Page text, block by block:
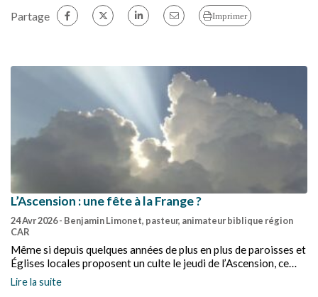
Partage Imprimer
L’Ascension : une fête à la Frange ?
24 Avr 2026- Benjamin Limonet, pasteur, animateur biblique région
CAR
Même si depuis quelques années de plus en plus de paroisses et
Églises locales proposent un culte le jeudi de l’Ascension, ce
jour reste davantage associé à l’ouverture des festivités du
synode national de l’EPUdF.
Lire la suite